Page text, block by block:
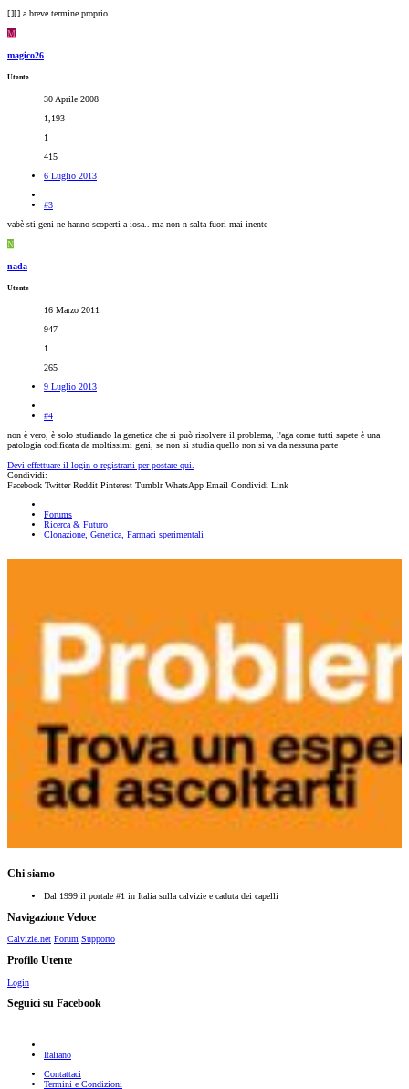
[][] a breve termine proprio
M
magico26
Utente
30 Aprile 2008
1,193
1
415
6 Luglio 2013
#3
vabè sti geni ne hanno scoperti a iosa.. ma non n salta fuori mai inente
N
nada
Utente
16 Marzo 2011
947
1
265
9 Luglio 2013
#4
non è vero, è solo studiando la genetica che si può risolvere il problema, l'aga come tutti sapete è una
patologia codificata da moltissimi geni, se non si studia quello non si va da nessuna parte
Devi effettuare il login o registrarti per postare qui.
Condividi:
Facebook Twitter Reddit Pinterest Tumblr WhatsApp Email Condividi Link
Forums
Ricerca & Futuro
Clonazione, Genetica, Farmaci sperimentali
Chi siamo
Dal 1999 il portale #1 in Italia sulla calvizie e caduta dei capelli
Navigazione Veloce
Calvizie.net Forum Supporto
Profilo Utente
Login
Seguici su Facebook
Italiano
Contattaci
Termini e Condizioni